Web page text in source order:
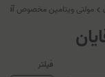
مولتی ویتامین مخصوص
فیلتر